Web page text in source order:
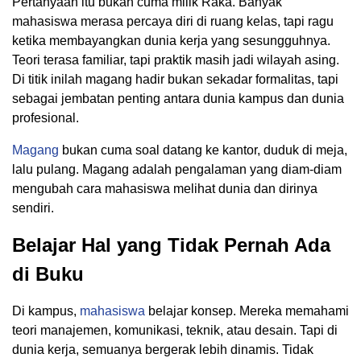
mahasiswa merasa percaya diri di ruang kelas, tapi ragu
ketika membayangkan dunia kerja yang sesungguhnya.
Teori terasa familiar, tapi praktik masih jadi wilayah asing.
Di titik inilah magang hadir bukan sekadar formalitas, tapi
sebagai jembatan penting antara dunia kampus dan dunia
profesional.
Magang bukan cuma soal datang ke kantor, duduk di meja,
lalu pulang. Magang adalah pengalaman yang diam-diam
mengubah cara mahasiswa melihat dunia dan dirinya
sendiri.
Belajar Hal yang Tidak Pernah Ada
di Buku
Di kampus, mahasiswa belajar konsep. Mereka memahami
teori manajemen, komunikasi, teknik, atau desain. Tapi di
dunia kerja, semuanya bergerak lebih dinamis. Tidak